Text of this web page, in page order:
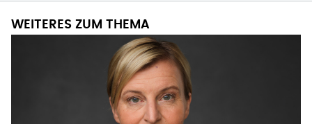
WEITERES ZUM THEMA